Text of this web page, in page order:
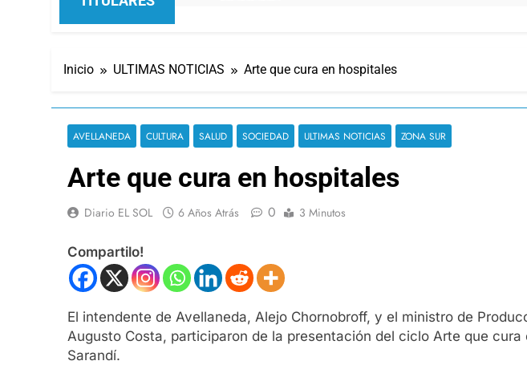
Inicio ULTIMAS NOTICIAS Arte que cura en hospitales
AVELLANEDA CULTURA SALUD SOCIEDAD ULTIMAS NOTICIAS ZONA SUR
Arte que cura en hospitales
Diario EL SOL 6 Años Atrás 0 3 Minutos
Compartilo!
El intendente de Avellaneda, Alejo Chornobroff, y el ministro de
Augusto Costa, participaron de la presentación del ciclo Arte que
Sarandí.